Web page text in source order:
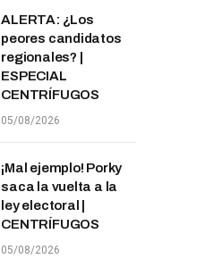
ALERTA: ¿Los
peores candidatos
regionales? |
ESPECIAL
CENTRÍFUGOS
05/08/2026
¡Mal ejemplo! Porky
saca la vuelta a la
ley electoral |
CENTRÍFUGOS
05/08/2026